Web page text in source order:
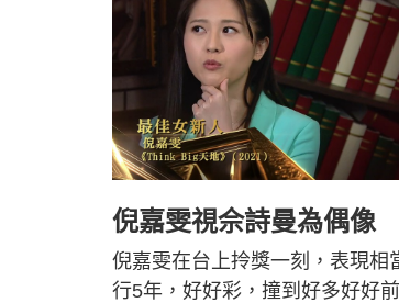
倪嘉雯視佘詩曼為偶像
倪嘉雯在台上拎獎一刻，表現
行5年，好好彩，撞到好多好好